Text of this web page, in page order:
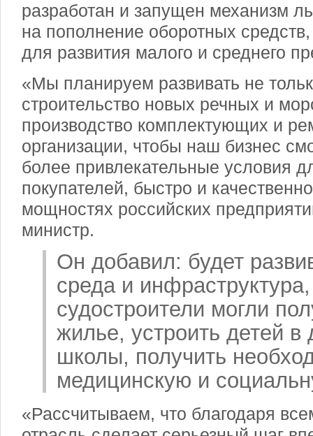
разработан и запущен механизм
на пополнение оборотных
для развития малого и среднего
«Мы планируем развивать не
строительство новых речных и
производство комплектующих и
организации, чтобы наш бизнес
более привлекательные условия
покупателей, быстро и
мощностях российских
министр.
Он добавил: будет
среда и
судостроители могли
жилье, устроить детей в
школы, получить
медицинскую и
«Рассчитываем, что благодаря